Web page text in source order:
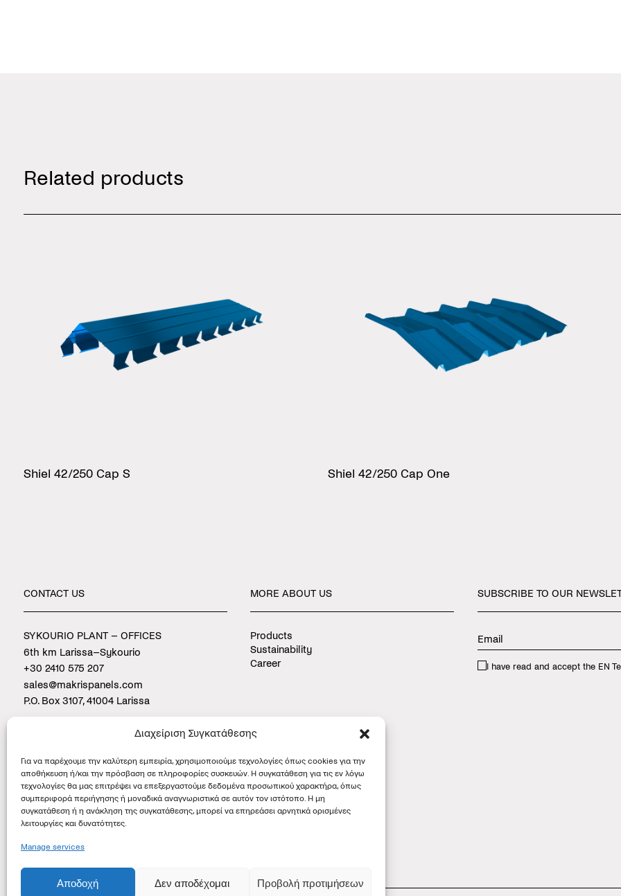
Διαχείριση Συγκατάθεσης
Για να παρέχουμε την καλύτερη εμπειρία, χρησιμοποιούμε τεχνολογίες όπως cookies για την
αποθήκευση ή/και την πρόσβαση σε πληροφορίες συσκευών. Η συγκατάθεση για τις εν λόγω
τεχνολογίες θα μας επιτρέψει να επεξεργαστούμε δεδομένα προσωπικού χαρακτήρα, όπως
συμπεριφορά περιήγησης ή μοναδικά αναγνωριστικά σε αυτόν τον ιστότοπο. Η μη
συγκατάθεση ή η ανάκληση της συγκατάθεσης, μπορεί να επηρεάσει αρνητικά ορισμένες
λειτουργίες και δυνατότητες.
Manage services
Αποδοχή Δεν αποδέχομαι Προβολή προτιμήσεων
Related products
Shiel 42/250 Cap S Shiel 42/250 Cap One
CONTACT US
SYKOURIO PLANT – OFFICES
6th km Larissa–Sykourio
+30 2410 575 207
sales@makrispanels.com
P.O. Box 3107, 41004 Larissa
MORE ABOUT US
Products
Sustainability
Career
SUBSCRIBE TO OUR
I have read and accept the EN